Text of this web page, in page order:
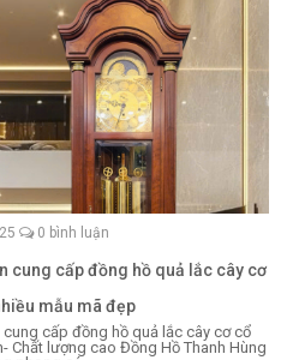
0 bình luận
cung cấp đồng hồ quả lắc cây cơ
mẫu mã đẹp
cấp đồng hồ quả lắc cây cơ cổ
Chất lượng cao Đồng Hồ Thanh Hùng